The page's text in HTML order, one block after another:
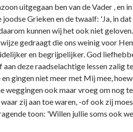
uitgegaan ben van de Vader , en
joodse Grieken en de twaalf: 'Ja, in
kunnen wij het ook niet
gedraagt die ons weinig voor
en begrijpelijker. God
deze raadselachtige lessen zalig
gingen niet meer met Mij mee,
weggingen ook maar vroeg om nog
zij aan toe waren, -of ook zij
toon: 'Willen jullie soms ook